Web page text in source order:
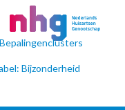
Bepalingenclusters
Bijzonderheid